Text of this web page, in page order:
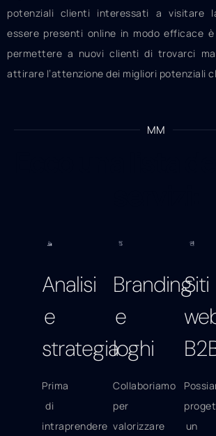
potenziali clienti interessati a visitare
essere presenti online in modo efficace
permettere a nuovi clienti di trovarci
attirare l’attenzione dei migliori potenziali
MM
Analisi
e
strategia
Prima
di
intraprendere
Branding
e
loghi
Collaboriamo
per
valorizzare
Siti
un